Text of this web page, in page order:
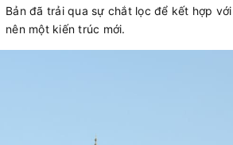
Bản đã trải qua sự chắt lọc để kết hợp
nên một kiến trúc mới.